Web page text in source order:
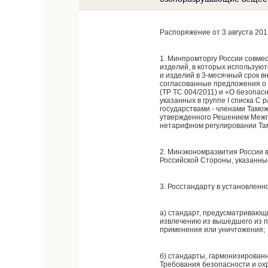
Распоряжение от 3 августа
1. Минпромторгу России
изделий, в которых
и изделий в 3-месячный срок
согласованные предложения о
(ТР ТС 004/2011) и «О
указанных в группе I списка С
государствами - членами
утвержденного Решением
нетарифном регулировании
2. Минэкономразвития России
Российской Стороны,
3. Росстандарту в
а) стандарт,
извлечению из вышедшего из
применения или уничтожения;
б) стандарты,
Требования безопасности и